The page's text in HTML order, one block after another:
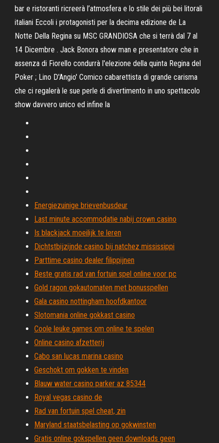
bar e ristoranti ricreerà l’atmosfera e lo stile dei più bei litorali
italiani Eccoli i protagonisti per la decima edizione de La
Notte Della Regina su MSC GRANDIOSA che si terrà dal 7 al
14 Dicembre . Jack Bonora show man e presentatore che in
assenza di Fiorello condurrà l'elezione della quinta Regina del
Poker ; Lino D'Angio' Comico cabarettista di grande carisma
che ci regalerà le sue perle di divertimento in uno spettacolo
show davvero unico ed infine la
Energiezuinige brievenbusdeur
Last minute accommodatie nabij crown casino
Is blackjack moeilijk te leren
Dichtstbijzijnde casino bij natchez mississippi
Parttime casino dealer filippijnen
Beste gratis rad van fortuin spel online voor pc
Gold ragon gokautomaten met bonusspellen
Gala casino nottingham hoofdkantoor
Slotomania online gokkast casino
Coole leuke games om online te spelen
Online casino afzetterij
Cabo san lucas marina casino
Geschokt om gokken te vinden
Blauw water casino parker az 85344
Royal vegas casino de
Rad van fortuin spel cheat, zin
Maryland staatsbelasting op gokwinsten
Gratis online gokspellen geen downloads geen